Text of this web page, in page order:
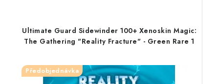
Ultimate Guard Sidewinder 100+ Xenoskin Magic:
The Gathering "Reality Fracture" - Green Rare 1
Předobjednávka